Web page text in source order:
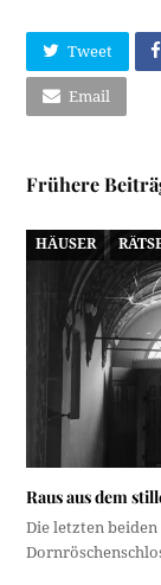
Tweet
Email
Frühere
HÄUSER
Raus aus dem
Die letzten